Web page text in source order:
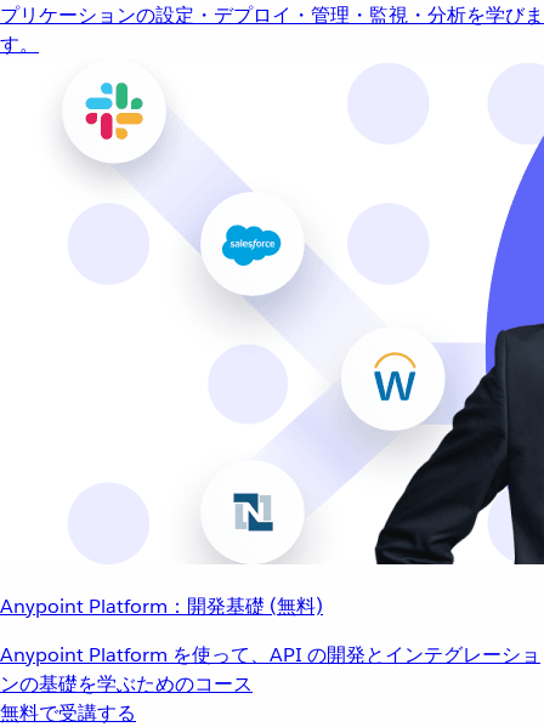
プリケーションの設定・デプロイ・管理・監視・分析を学びま
す。
Anypoint Platform：開発基礎 (無料)
Anypoint Platform を使って、API の開発とインテグレーショ
ンの基礎を学ぶためのコース
無料で受講する